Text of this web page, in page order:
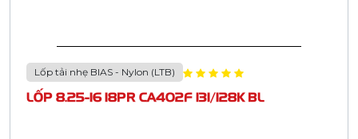
Lốp tải nhẹ BIAS - Nylon (LTB)
LỐP 8.25-16 18PR CA402F 131/128K BL